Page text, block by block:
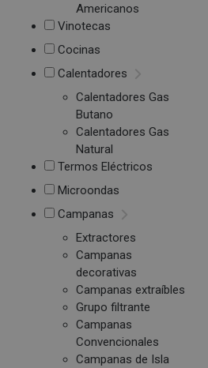
Americanos
Vinotecas
Cocinas
Calentadores
Calentadores Gas
Butano
Calentadores Gas
Natural
Termos Eléctricos
Microondas
Campanas
Extractores
Campanas
decorativas
Campanas extraíbles
Grupo filtrante
Campanas
Convencionales
Campanas de Isla